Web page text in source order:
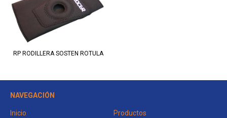
RP RODILLERA SOSTEN ROTULA
NAVEGACIÓN
Inicio Productos